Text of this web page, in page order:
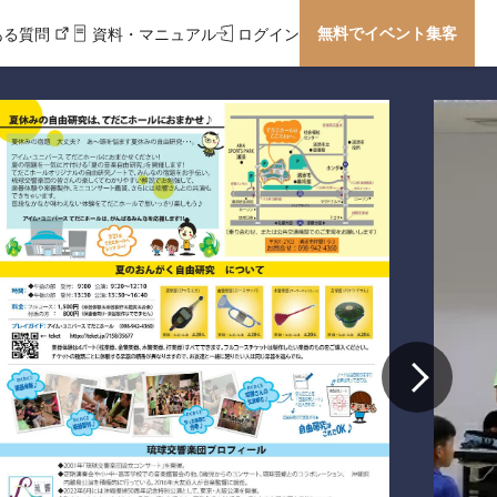
質問 資料・マニュアル ログイン 無料でイベント集客